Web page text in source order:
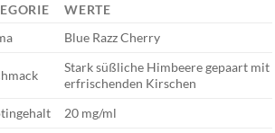
WERTE
Blue Razz Cherry
Stark süßliche Himbeere gepaart mit
erfrischenden Kirschen
20 mg/ml